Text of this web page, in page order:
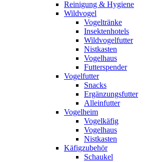
Reinigung & Hygiene
Wildvogel
Vogeltränke
Insektenhotels
Wildvogelfutter
Nistkasten
Vogelhaus
Futterspender
Vogelfutter
Snacks
Ergänzungsfutter
Alleinfutter
Vogelheim
Vogelkäfig
Vogelhaus
Nistkasten
Käfigzubehör
Schaukel